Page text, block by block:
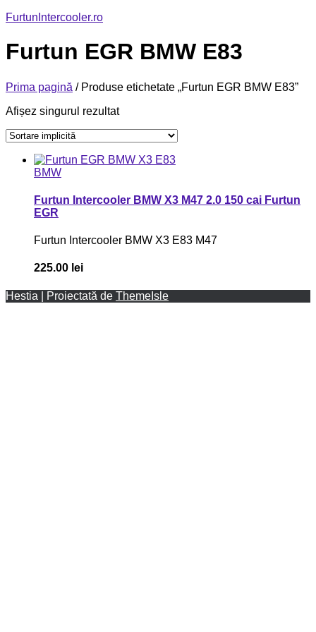
FurtunIntercooler.ro
Furtun EGR BMW E83
Prima pagină / Produse etichetate „Furtun EGR BMW E83”
Afișez singurul rezultat
BMW
Furtun Intercooler BMW X3 M47 2.0 150 cai Furtun
EGR
Furtun Intercooler BMW X3 E83 M47
225.00 lei
Hestia | Proiectată de ThemeIsle